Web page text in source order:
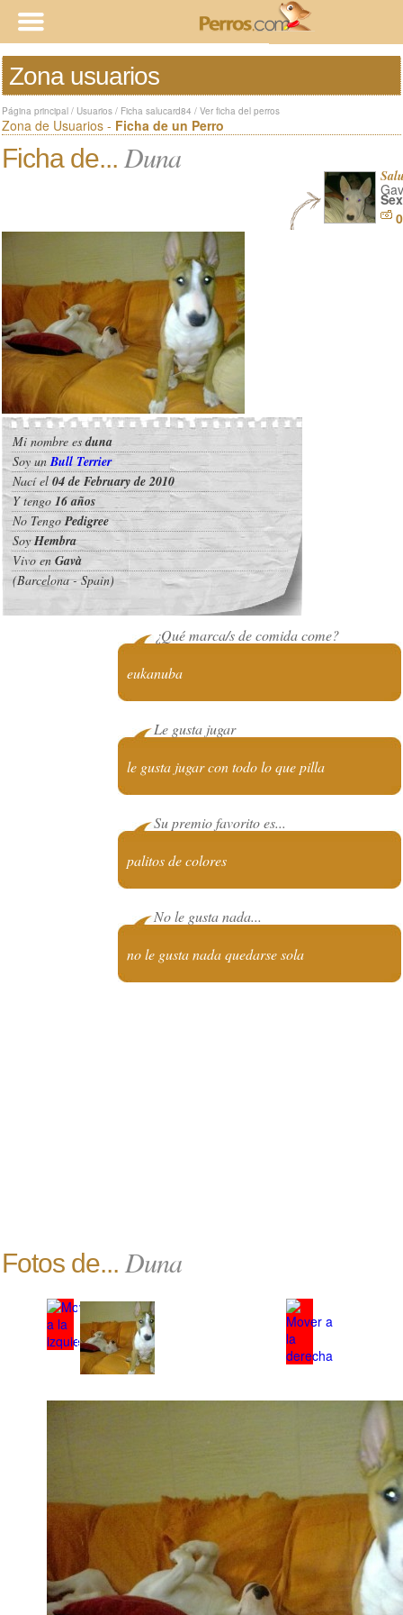
Zona usuarios
Página principal / Usuarios / Ficha salucard84 / Ver ficha del perros
Zona de Usuarios - Ficha de un Perro
Ficha de... Duna
Mi nombre esduna
Soy unBull Terrier
Nací el 04 de February de 2010
Y tengo 16 años
No TengoPedigree
SoyHembra
Vivo enGavà
(Barcelona - Spain)
¿Qué marca/s de comida come?
eukanuba
Le gusta jugar
le gusta jugar con todo lo que pilla
Su premio favorito es...
palitos de colores
No le gusta nada...
no le gusta nada quedarse sola
Fotos de... Duna